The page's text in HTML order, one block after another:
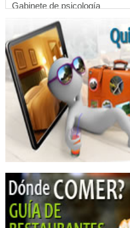
Gabinete de psicología
Psicoterapia
Psicología de Sistemas
Psicologia Familiar
Hoteles
Hotels
Industrias Alimenticias
Restaurantes
Gastronomía
Restaurantes: Comida Rápida
Pollos Broaster
Comida Rápida
Hamburguesas
Pollos al Spiedo